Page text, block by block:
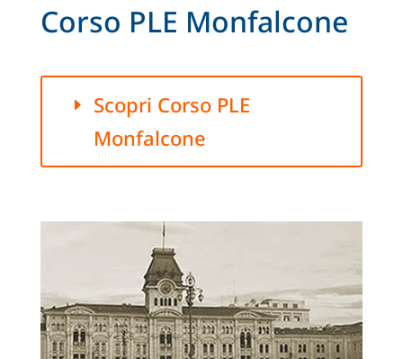
Corso PLE Monfalcone
Scopri Corso PLE
Monfalcone